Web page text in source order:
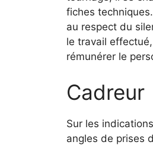
fiches
au respect du
le travail
rémunérer le
Cadreur
Sur les
angles de prises